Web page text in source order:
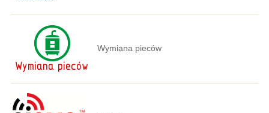
Wymiana pieców